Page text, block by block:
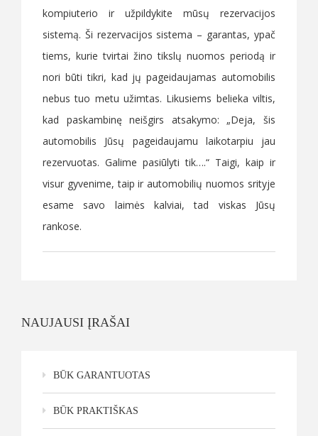
kompiuterio ir užpildykite mūsų rezervacijos
sistemą. Ši rezervacijos sistema – garantas, ypač
tiems, kurie tvirtai žino tikslų nuomos periodą ir
nori būti tikri, kad jų pageidaujamas automobilis
nebus tuo metu užimtas. Likusiems belieka viltis,
kad paskambinę neišgirs atsakymo: „Deja, šis
automobilis Jūsų pageidaujamu laikotarpiu jau
rezervuotas. Galime pasiūlyti tik….“ Taigi, kaip ir
visur gyvenime, taip ir automobilių nuomos srityje
esame savo laimės kalviai, tad viskas Jūsų
rankose.
NAUJAUSI ĮRAŠAI
BŪK GARANTUOTAS
BŪK PRAKTIŠKAS